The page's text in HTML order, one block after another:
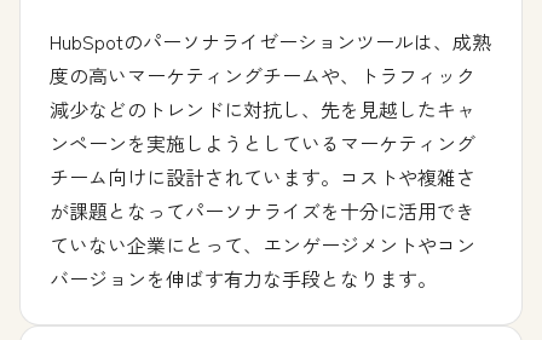
HubSpotのパーソナライゼーションツールは、成熟
度の高いマーケティングチームや、トラフィック
減少などのトレンドに対抗し、先を見越したキャ
ンペーンを実施しようとしているマーケティング
チーム向けに設計されています。コストや複雑さ
が課題となってパーソナライズを十分に活用でき
ていない企業にとって、エンゲージメントやコン
バージョンを伸ばす有力な手段となります。